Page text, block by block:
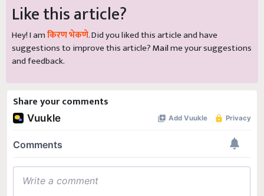
Like this article?
Hey! I amकिरण भेकणे. Did you liked this article and have
suggestions to improve this article?Mailme your suggestions
and feedback.
Share your comments